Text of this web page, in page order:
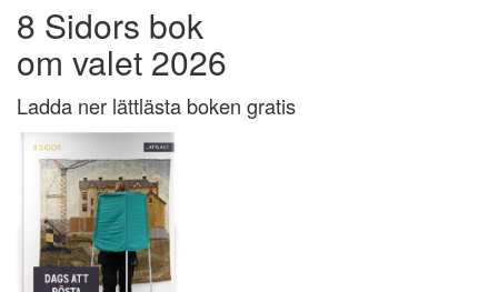
8 Sidors bok
om valet 2026
Ladda ner lättlästa boken gratis